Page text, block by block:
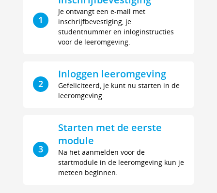
1
Je ontvangt een e-mail met
inschrijfbevestiging, je
studentnummer en inloginstructies
voor de leeromgeving.
2
Inloggen leeromgeving
Gefeliciteerd, je kunt nu starten in de
leeromgeving.
3
Starten met de eerste
module
Na het aanmelden voor de
startmodule in de leeromgeving kun je
meteen beginnen.